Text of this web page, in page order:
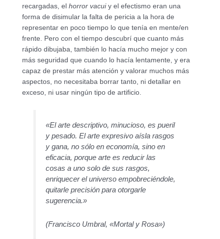
recargadas, el horror vacuiy el efectismo eran una
forma de disimular la falta de pericia a la hora de
representar en poco tiempo lo que tenía en mente/en
frente. Pero con el tiempo descubrí que cuanto más
rápido dibujaba, también lo hacía mucho mejor y con
más seguridad que cuando lo hacía lentamente, y era
capaz de prestar más atención y valorar muchos más
aspectos, no necesitaba borrar tanto, ni detallar en
exceso, ni usar ningún tipo de artificio.
«El arte descriptivo, minucioso, es pueril
y pesado. El arte expresivo aísla rasgos
y gana, no sólo en economía, sino en
eficacia, porque arte es reducir las
cosas a uno solo de sus rasgos,
enriquecer el universo empobreciéndole,
quitarle precisión para otorgarle
sugerencia.»
(Francisco Umbral, «Mortal y Rosa»)